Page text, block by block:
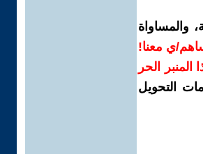
والمساواة
ي معنا!
المنبر الحر
التحويل